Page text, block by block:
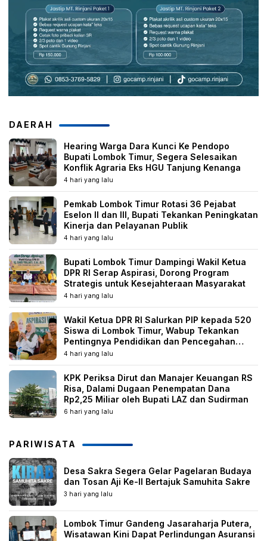
DAERAH
Hearing Warga Dara Kunci Ke Pendopo
Bupati Lombok Timur, Segera Selesaikan
Konflik Agraria Eks HGU Tanjung Kenanga
4 hari yang lalu
Pemkab Lombok Timur Rotasi 36 Pejabat
Eselon II dan III, Bupati Tekankan Peningkatan
Kinerja dan Pelayanan Publik
4 hari yang lalu
Bupati Lombok Timur Dampingi Wakil Ketua
DPR RI Serap Aspirasi, Dorong Program
Strategis untuk Kesejahteraan Masyarakat
4 hari yang lalu
Wakil Ketua DPR RI Salurkan PIP kepada 520
Siswa di Lombok Timur, Wabup Tekankan
Pentingnya Pendidikan dan Pencegahan
Perkawinan Anak
4 hari yang lalu
KPK Periksa Dirut dan Manajer Keuangan RS
Risa, Dalami Dugaan Penempatan Dana
Rp2,25 Miliar oleh Bupati LAZ dan Sudirman
6 hari yang lalu
PARIWISATA
Desa Sakra Segera Gelar Pagelaran Budaya
dan Tosan Aji Ke-II Bertajuk Samuhita Sakre
3 hari yang lalu
Lombok Timur Gandeng Jasaraharja Putera,
Wisatawan Kini Dapat Perlindungan Asuransi